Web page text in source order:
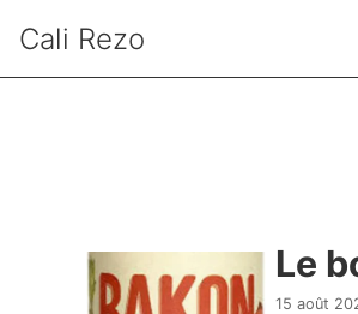
Cali Rezo
Le
15 août